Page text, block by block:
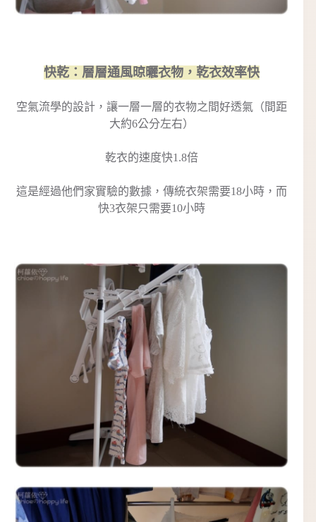
快乾：層層通風晾曬衣物，乾衣效率快
空氣流學的設計，讓一層一層的衣物之間好透氣（間距
大約6公分左右）
乾衣的速度快1.8倍
這是經過他們家實驗的數據，傳統衣架需要18小時，而
快3衣架只需要10小時